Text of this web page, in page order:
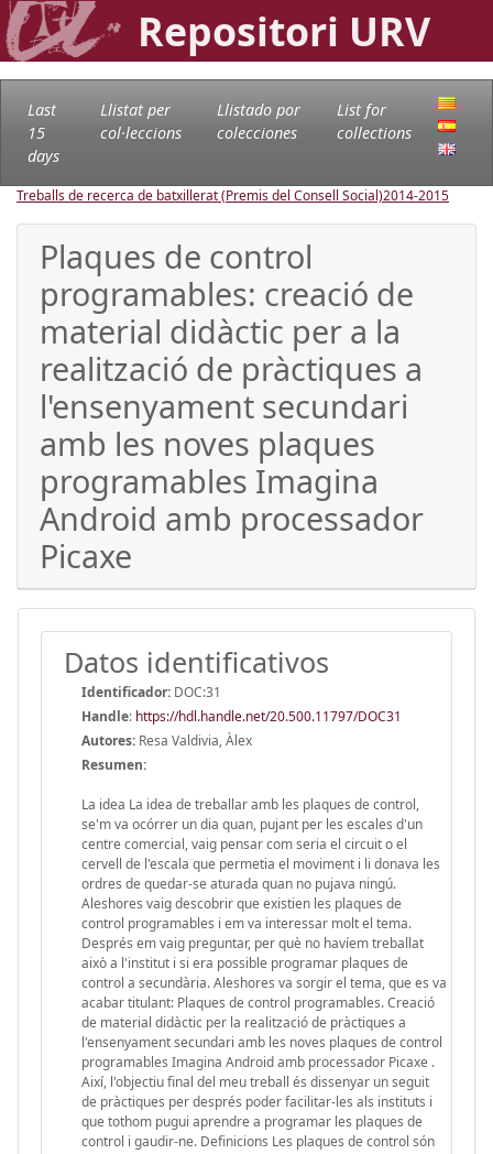
Repositori URV
Last
15
days
Llistat per
col·leccions
Llistado por
colecciones
List for
collections
Treballs de recerca de batxillerat (Premis del Consell Social)2014-2015
Plaques de control
programables: creació de
material didàctic per a la
realització de pràctiques a
l'ensenyament secundari
amb les noves plaques
programables Imagina
Android amb processador
Picaxe
Datos identificativos
Identificador: DOC:31
Handle: https://hdl.handle.net/20.500.11797/DOC31
Autores: Resa Valdivia, Àlex
Resumen:
La idea La idea de treballar amb les plaques de control,
se'm va ocórrer un dia quan, pujant per les escales d'un
centre comercial, vaig pensar com seria el circuit o el
cervell de l'escala que permetia el moviment i li donava les
ordres de quedar-se aturada quan no pujava ningú.
Aleshores vaig descobrir que existien les plaques de
control programables i em va interessar molt el tema.
Després em vaig preguntar, per què no havíem treballat
això a l'institut i si era possible programar plaques de
control a secundària. Aleshores va sorgir el tema, que es va
acabar titulant: Plaques de control programables. Creació
de material didàctic per la realització de pràctiques a
l'ensenyament secundari amb les noves plaques de control
programables Imagina Android amb processador Picaxe .
Així, l'objectiu final del meu treball és dissenyar un seguit
de pràctiques per després poder facilitar-les als instituts i
que tothom pugui aprendre a programar les plaques de
control i gaudir-ne. Definicions Les plaques de control són